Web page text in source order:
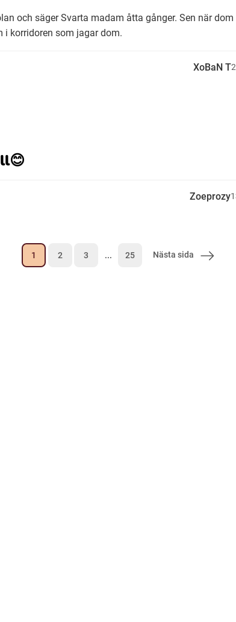
och säger Svarta madam åtta gånger. Sen när
i korridoren som jagar dom.
XoBaN T
Zoeprozy
1 2 3 ... 25 Nästa sida